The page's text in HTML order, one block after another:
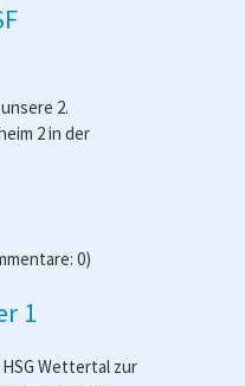
2.
2 in der
0)
1
HSG Wettertal zur